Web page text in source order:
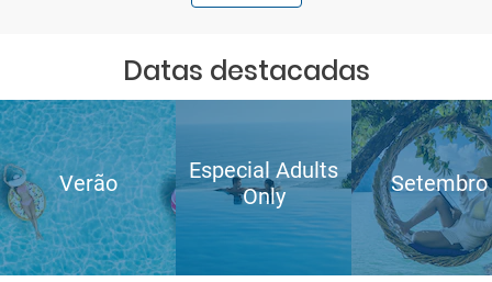
Datas destacadas
Verão
Especial Adults
Only
Setembro